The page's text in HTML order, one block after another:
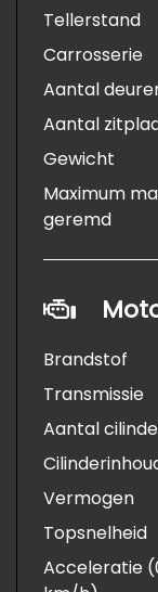
Tellerstand
Carrosserie
Aantal
Aantal
Gewicht
Maximum
geremd
Brandstof
Transmissie
Aantal
Vermogen
Topsnelheid
Acceleratie